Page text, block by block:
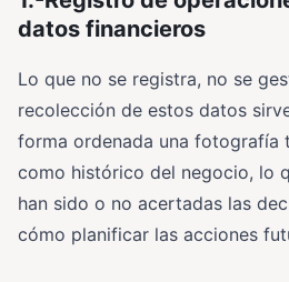
datos financieros
Lo que no se registra, no se
recolección de estos datos
forma ordenada una fotografía
como histórico del negocio, lo
han sido o no acertadas las
cómo planificar las acciones